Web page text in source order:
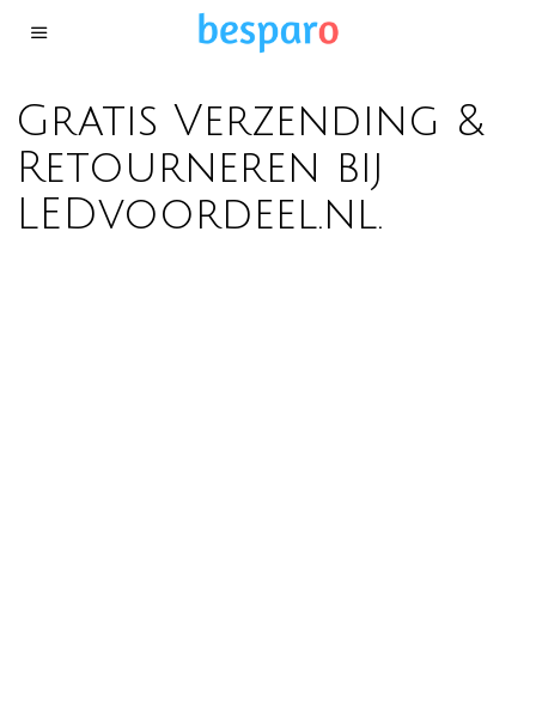
Gratis Verzending &
Retourneren bij
LEDvoordeel.nl.